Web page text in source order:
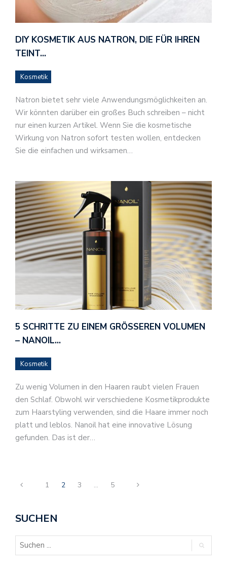
DIY KOSMETIK AUS NATRON, DIE FÜR IHREN
TEINT…
Kosmetik
Natron bietet sehr viele Anwendungsmöglichkeiten an.
Wir könnten darüber ein großes Buch schreiben – nicht
nur einen kurzen Artikel. Wenn Sie die kosmetische
Wirkung von Natron sofort testen wollen, entdecken
Sie die einfachen und wirksamen…
5 SCHRITTE ZU EINEM GRÖSSEREN VOLUMEN –
NANOIL…
Kosmetik
Zu wenig Volumen in den Haaren raubt vielen Frauen
den Schlaf. Obwohl wir verschiedene Kosmetikprodukte
zum Haarstyling verwenden, sind die Haare immer noch
platt und leblos. Nanoil hat eine innovative Lösung
gefunden. Das ist der…
1 2 3 … 5
SUCHEN